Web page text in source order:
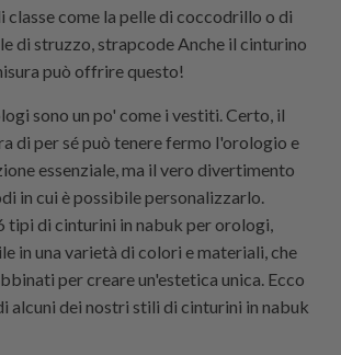
classe come la pelle di coccodrillo o di
di struzzo, strapcode Anche il cinturino
può offrire questo!
sono un po' come i vestiti. Certo, il
di per sé può tenere fermo l'orologio e
essenziale, ma il vero divertimento
in cui è possibile personalizzarlo.
tipi di cinturini in nabuk per orologi,
in una varietà di colori e materiali, che
per creare un'estetica unica. Ecco
alcuni dei nostri stili di cinturini in nabuk